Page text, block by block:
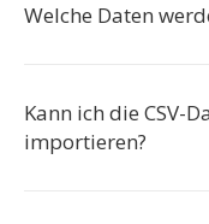
Welche Daten
Kann ich die CSV-
importieren?